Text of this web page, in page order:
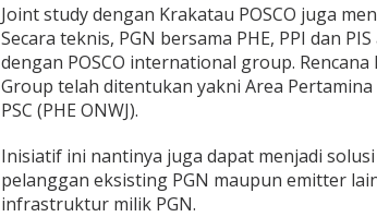
Joint study dengan Krakatau POSCO juga
Secara teknis, PGN bersama PHE, PPI dan
dengan POSCO international group.
Group telah ditentukan yakni Area
PSC (PHE ONWJ).
Inisiatif ini nantinya juga dapat menjadi
pelanggan eksisting PGN maupun emitter
infrastruktur milik PGN.